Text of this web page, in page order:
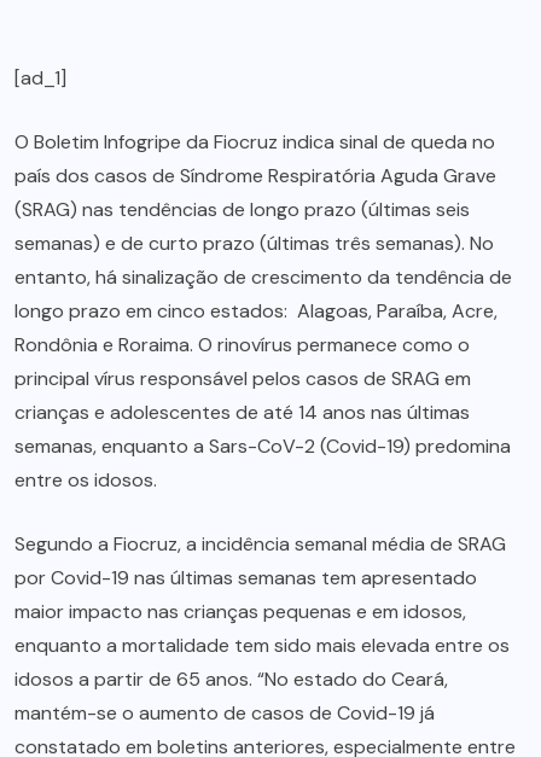
[ad_1]
O Boletim Infogripe da Fiocruz indica sinal de queda no
país dos casos de Síndrome Respiratória Aguda Grave
(SRAG) nas tendências de longo prazo (últimas seis
semanas) e de curto prazo (últimas três semanas). No
entanto, há sinalização de crescimento da tendência de
longo prazo em cinco estados: Alagoas, Paraíba, Acre,
Rondônia e Roraima. O rinovírus permanece como o
principal vírus responsável pelos casos de SRAG em
crianças e adolescentes de até 14 anos nas últimas
semanas, enquanto a Sars-CoV-2 (Covid-19) predomina
entre os idosos.
Segundo a Fiocruz, a incidência semanal média de SRAG
por Covid-19 nas últimas semanas tem apresentado
maior impacto nas crianças pequenas e em idosos,
enquanto a mortalidade tem sido mais elevada entre os
idosos a partir de 65 anos. “No estado do Ceará,
mantém-se o aumento de casos de Covid-19 já
constatado em boletins anteriores, especialmente entre